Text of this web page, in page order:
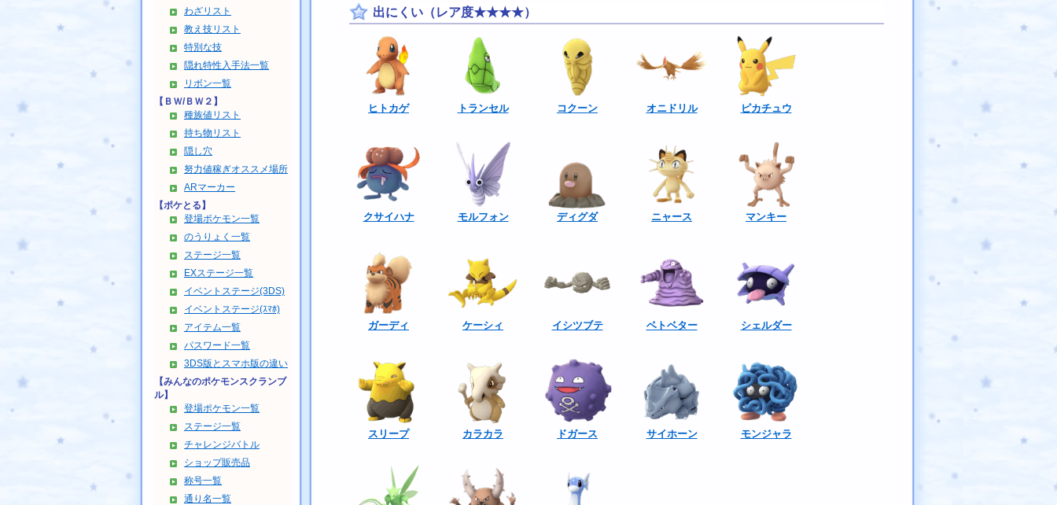
わざリスト
教え技リスト
特別な技
隠れ特性入手法一覧
リボン一覧
【ＢＷ/ＢＷ２】
種族値リスト
持ち物リスト
隠し穴
努力値稼ぎオススメ場所
ARマーカー
【ポケとる】
登場ポケモン一覧
のうりょく一覧
ステージ一覧
EXステージ一覧
イベントステージ(3DS)
イベントステージ(ｽﾏﾎ)
アイテム一覧
パスワード一覧
3DS版とスマホ版の違い
【みんなのポケモンスクランブ
ル】
登場ポケモン一覧
ステージ一覧
チャレンジバトル
ショップ販売品
称号一覧
通り名一覧
出にくい（レア度★★★★）
ヒトカゲ トランセル コクーン オニドリル ピカチュウ
クサイハナ モルフォン ディグダ ニャース マンキー
ガーディ ケーシィ イシツブテ ベトベター シェルダー
スリープ カラカラ ドガース サイホーン モンジャラ